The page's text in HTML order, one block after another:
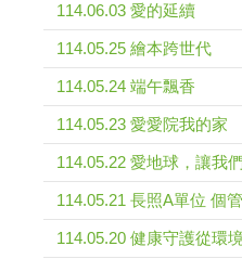
114.06.03 愛的延續
114.05.25 繪本跨世代
114.05.24 端午飄香
114.05.23 愛愛院我的家
114.05.22 愛地球，讓我
114.05.21 長照A單位 個
114.05.20 健康守護從環